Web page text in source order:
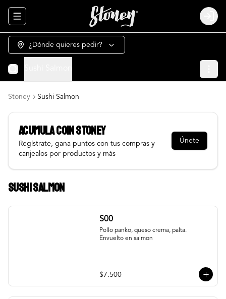
Abrir menu de navegación Login
¿Dónde quieres pedir?
Stoney Sushi Salmon
AcumulaCOIN STONEY
Regístrate, gana puntos con tus compras y
canjealos por productos y más
Únete
Sushi Salmon
S00
Pollo panko, queso crema, palta.
Envuelto en salmon
$7.500